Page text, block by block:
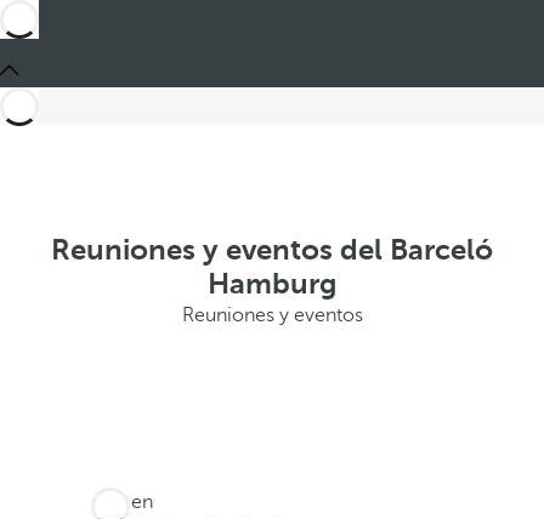
Reuniones y eventos del Barceló
Hamburg
Reuniones y eventos
Está en